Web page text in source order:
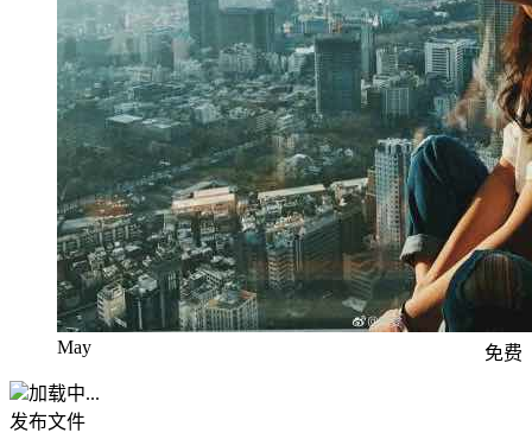
May
免费
加载中...
发布文件